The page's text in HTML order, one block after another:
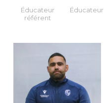
Éducateur
référent
Éducateur